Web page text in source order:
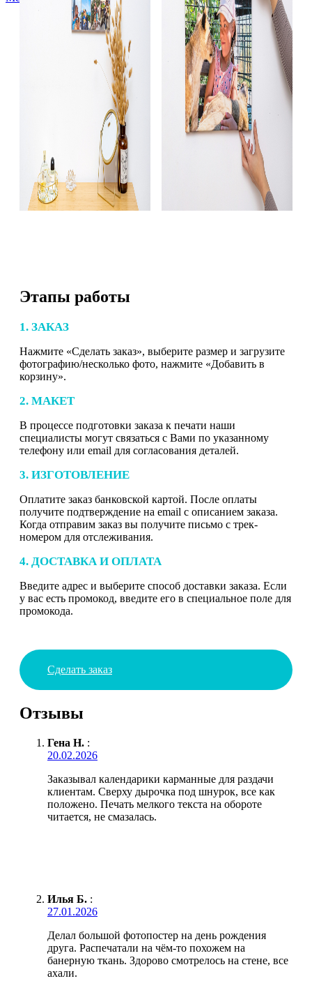
Этапы работы
1. ЗАКАЗ
Нажмите «Сделать заказ», выберите размер и загрузите
фотографию/несколько фото, нажмите «Добавить в
корзину».
2. МАКЕТ
В процессе подготовки заказа к печати наши
специалисты могут связаться с Вами по указанному
телефону или email для согласования деталей.
3. ИЗГОТОВЛЕНИЕ
Оплатите заказ банковской картой. После оплаты
получите подтверждение на email с описанием заказа.
Когда отправим заказ вы получите письмо с трек-
номером для отслеживания.
4. ДОСТАВКА И ОПЛАТА
Введите адрес и выберите способ доставки заказа. Если
у вас есть промокод, введите его в специальное поле для
промокода.
Сделать заказ
Отзывы
Гена Н. :
20.02.2026
Заказывал календарики карманные для раздачи
клиентам. Сверху дырочка под шнурок, все как
положено. Печать мелкого текста на обороте
читается, не смазалась.
Илья Б. :
27.01.2026
Делал большой фотопостер на день рождения
друга. Распечатали на чём-то похожем на
банерную ткань. Здорово смотрелось на стене, все
ахали.